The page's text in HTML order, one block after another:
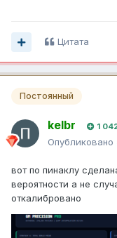
Цитата
Постоянный
kelbr 1
Опубликовано
вот по пинаклу
вероятности а не
откалибровано